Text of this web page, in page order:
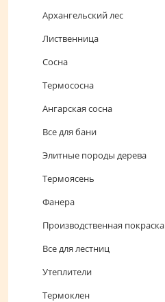
Архангельский лес
Лиственница
Сосна
Термососна
Ангарская сосна
Все для бани
Элитные породы дерева
Термоясень
Фанера
Производственная покраска
Все для лестниц
Утеплители
Термоклен